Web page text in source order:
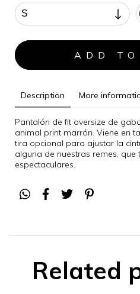
Description More
Pantalón de fit oversize de
animal print marrón. Viene en
tira opcional para ajustar la
alguna de nuestras remes, que
espectaculares.
Related